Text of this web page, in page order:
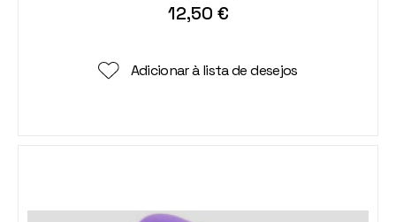
12,50 €
Adicionar à lista de desejos